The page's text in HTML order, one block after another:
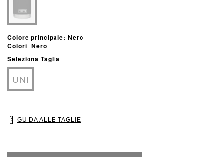
Colore principale: Nero
Colori: Nero
Seleziona Taglia
UNI
GUIDA ALLE TAGLIE